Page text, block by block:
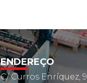
ENDEREÇO
C/ Curros Enríquez, 9